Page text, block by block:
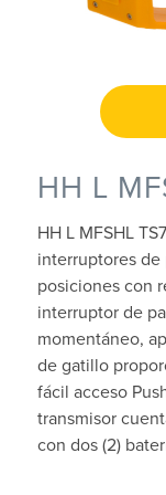
HH L
HH L MFSHL
interruptores de
posiciones con
interruptor de
momentáneo,
de gatillo
fácil acceso
transmisor
con dos (2)